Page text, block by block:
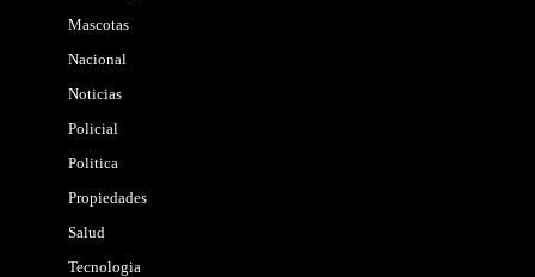
Mascotas
Nacional
Noticias
Policial
Politica
Propiedades
Salud
Tecnologia